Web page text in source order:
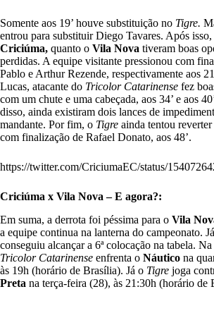
Somente aos 19’ houve substituição no Tigre.
entrou para substituir Diego Tavares. Após
Criciúma, quanto o Vila Nova tiveram boas
perdidas. A equipe visitante pressionou com
Pablo e Arthur Rezende, respectivamente aos
Lucas, atacante do Tricolor Catarinense fez
com um chute e uma cabeçada, aos 34’ e aos
disso, ainda existiram dois lances de
mandante. Por fim, o Tigre ainda tentou reverter
com finalização de Rafael Donato, aos 48’.
https://twitter.com/CriciumaEC/status/
Criciúma x Vila Nova – E agora?:
Em suma, a derrota foi péssima para o Vila
a equipe continua na lanterna do campeonato.
conseguiu alcançar a 6ª colocação na tabela.
Tricolor Catarinense enfrenta o Náutico na
às 19h (horário de Brasília). Já o Tigre joga
Preta na terça-feira (28), às 21:30h (horário de